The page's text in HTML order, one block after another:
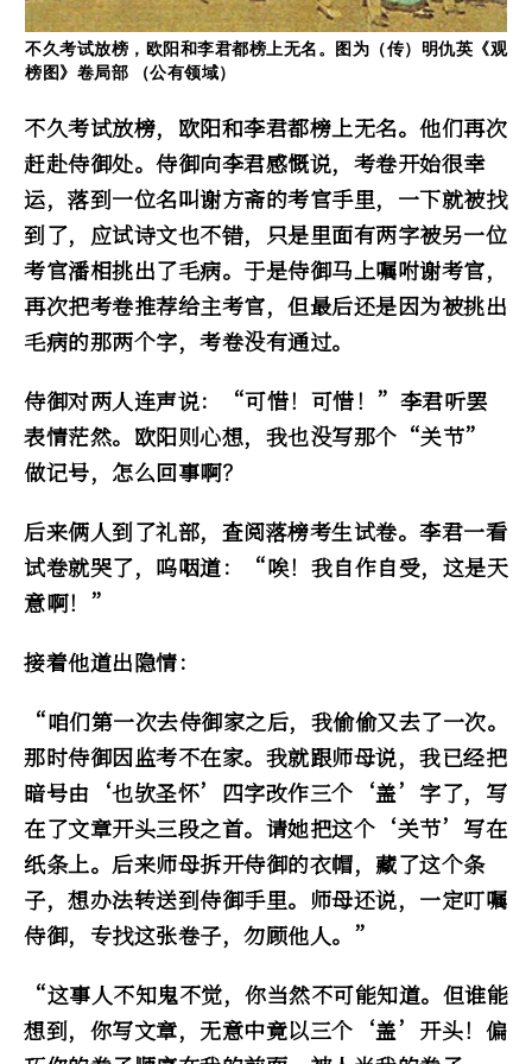
不久考试放榜，欧阳和李君都榜上无名。图为（传）明仇英《观
榜图》卷局部 （公有领域）
不久考试放榜，欧阳和李君都榜上无名。他们再次
赶赴侍御处。侍御向李君感慨说，考卷开始很幸
运，落到一位名叫谢方斋的考官手里，一下就被找
到了，应试诗文也不错，只是里面有两字被另一位
考官潘相挑出了毛病。于是侍御马上嘱咐谢考官，
再次把考卷推荐给主考官，但最后还是因为被挑出
毛病的那两个字，考卷没有通过。
侍御对两人连声说：“可惜！可惜！”李君听罢
表情茫然。欧阳则心想，我也没写那个“关节”
做记号，怎么回事啊？
后来俩人到了礼部，查阅落榜考生试卷。李君一看
试卷就哭了，呜咽道：“唉！我自作自受，这是天
意啊！”
接着他道出隐情：
“咱们第一次去侍御家之后，我偷偷又去了一次。
那时侍御因监考不在家。我就跟师母说，我已经把
暗号由‘也欤圣怀’四字改作三个‘盖’字了，写
在了文章开头三段之首。请她把这个‘关节’写在
纸条上。后来师母拆开侍御的衣帽，藏了这个条
子，想办法转送到侍御手里。师母还说，一定叮嘱
侍御，专找这张卷子，勿顾他人。”
“这事人不知鬼不觉，你当然不可能知道。但谁能
想到，你写文章，无意中竟以三个‘盖’开头！偏